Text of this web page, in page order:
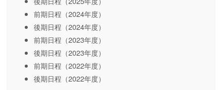
前期日程（2024年度）
後期日程（2024年度）
前期日程（2023年度）
後期日程（2023年度）
前期日程（2022年度）
後期日程（2022年度）